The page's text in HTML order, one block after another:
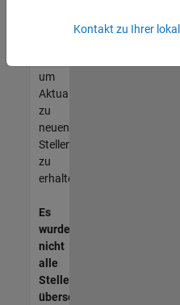
unseres
um
Aktualisierungen
zu
neuen
Stellenangeboten
zu
erhalten.
Es
wurden
nicht
alle
Stellen
übersetzt.
Kontakt zu Ihrer